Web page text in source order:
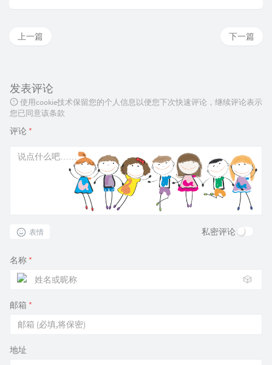
下一篇
上一篇
发表评论
使用cookie技术保留您的个人信息以便您下次快速评论，继续评论表示
您已同意该条款
评论 *
表情 私密评论
名称 *
🎲
邮箱 *
地址